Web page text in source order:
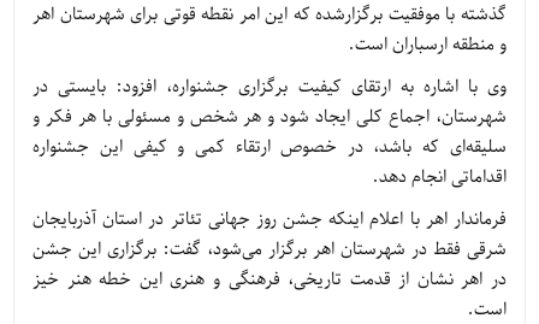
گذشته با موفقیت برگزارشده که این امر نقطه قوتی برای شهرستان اهر
و منطقه ارسباران است.
وی با اشاره به ارتقای کیفیت برگزاری جشنواره، افزود: بایستی در
شهرستان، اجماع کلی ایجاد شود و هر شخص و مسئولی با هر فکر و
سلیقه‌ای که باشد، در خصوص ارتقاء کمی و کیفی این جشنواره
اقداماتی انجام دهد.
فرماندار اهر با اعلام اینکه جشن روز جهانی تئاتر در استان آذربایجان
شرقی فقط در شهرستان اهر برگزار می‌شود، گفت: برگزاری این جشن
در اهر نشان از قدمت تاریخی، فرهنگی و هنری این خطه هنر خیز
است.